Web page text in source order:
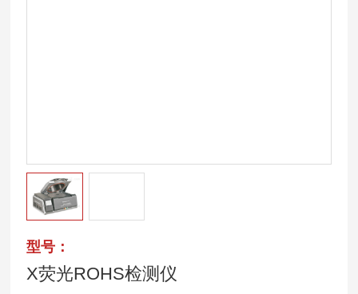
型号：
X荧光ROHS检测仪